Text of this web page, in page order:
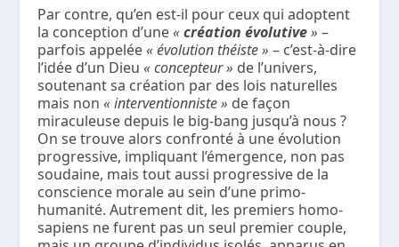
Par contre, qu’en est-il pour ceux qui adoptent
la conception d’une«création évolutive» –
parfois appelée« évolution théiste » – c’est-à-dire
l’idée d’un Dieu« concepteur » de l’univers,
soutenant sa création par des lois naturelles
mais non« interventionniste » de façon
miraculeuse depuis le big-bang jusqu’à nous ?
On se trouve alors confronté à une évolution
progressive, impliquant l’émergence, non pas
soudaine, mais tout aussi progressive de la
conscience morale au sein d’une primo-
humanité. Autrement dit, les premiers homo-
sapiens ne furent pas un seul premier couple,